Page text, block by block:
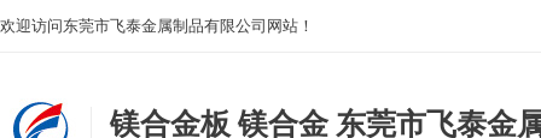
欢迎访问东莞市飞泰金属制品有限公司网站！
镁合金板 镁合金 东莞市飞泰金